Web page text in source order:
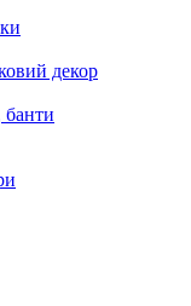
декор
банти